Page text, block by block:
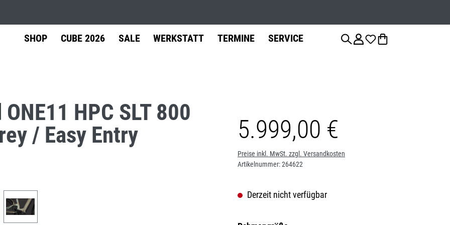
SHOP
Fully
& Cyclocross
Zubehör
Gepäckträger
Fahrradteile
Sattelstützen
CUBE 2026 SALE WERKSTATT TERMINE
Werkstatt-Termin
SERVICE
Shimano
Service
Center
Versand Leasing Finanzierung
Fahrrad-
Montage
HPC SLT 800
/ Easy Entry
5.999,00 €
Preise inkl. MwSt. zzgl. Versandkosten
Artikelnummer:264622
Derzeit nicht verfügbar